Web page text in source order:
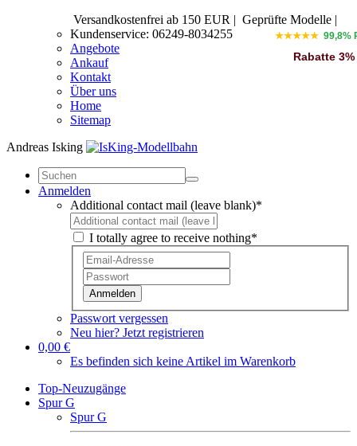
Versandkostenfrei ab 150 EUR | Geprüfte Modelle |
Kundenservice: 06249-8034255
Angebote
Ankauf
Kontakt
Über uns
Home
Sitemap
Andreas Isking
★★★★★ 99,8%
Rabatte 3%
Anmelden
Additional contact mail (leave blank)*
I totally agree to receive nothing*
Anmelden
Passwort vergessen
Neu hier? Jetzt registrieren
0,00 €
Es befinden sich keine Artikel im Warenkorb
Top-Neuzugänge
Spur G
Spur G